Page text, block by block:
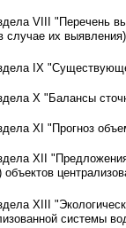
VIII "Перечень
случае их
IX
X "Балансы
XI "Прогноз
XII
XIII
системы